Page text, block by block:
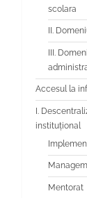
scolara
II.
III.
Accesul la
I.
instituțional
Mentorat